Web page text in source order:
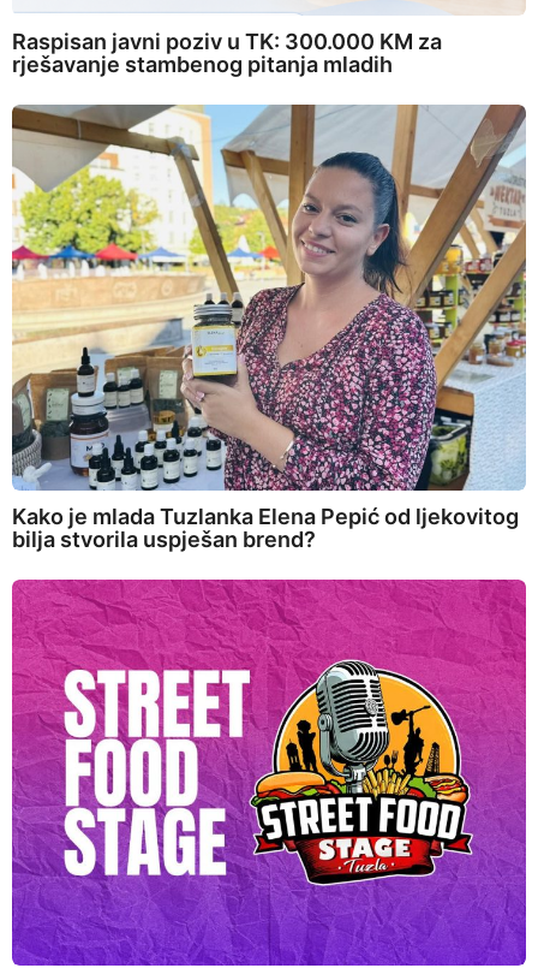
Raspisan javni poziv u TK: 300.000 KM za
rješavanje stambenog pitanja mladih
Kako je mlada Tuzlanka Elena Pepić od ljekovitog
bilja stvorila uspješan brend?